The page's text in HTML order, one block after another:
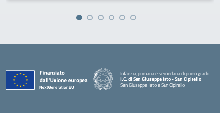
Infanzia, primaria e secondaria di primo grado
I.C. di San Giuseppe Jato - San Cipirello
San Giuseppe Jato e San Cipirello